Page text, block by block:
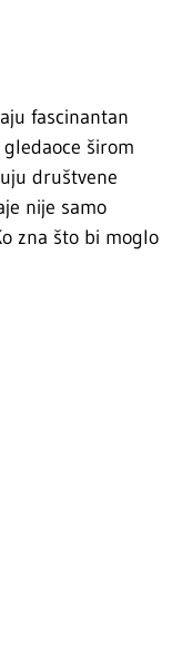
fascinantan
širom
društvene
nije samo
zna što bi moglo